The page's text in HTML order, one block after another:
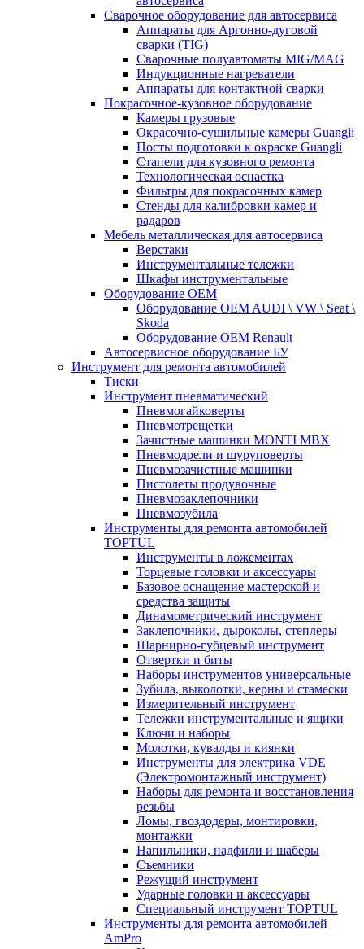
Сварочное оборудование для автосервиса
Аппараты для Аргонно-дуговой
сварки (TIG)
Сварочные полуавтоматы MIG/MAG
Индукционные нагреватели
Аппараты для контактной сварки
Покрасочное-кузовное оборудование
Камеры грузовые
Окрасочно-сушильные камеры Guangli
Посты подготовки к окраске Guangli
Стапели для кузовного ремонта
Технологическая оснастка
Фильтры для покрасочных камер
Стенды для калибровки камер и
радаров
Мебель металлическая для автосервиса
Верстаки
Инструментальные тележки
Шкафы инструментальные
Оборудование OEM
Оборудование OEM AUDI \ VW \ Seat \
Skoda
Оборудование OEM Renault
Автосервисное оборудование БУ
Инструмент для ремонта автомобилей
Тиски
Инструмент пневматический
Пневмогайковерты
Пневмотрещетки
Зачистные машинки MONTI MBX
Пневмодрели и шуруповерты
Пневмозачистные машинки
Пистолеты продувочные
Пневмозаклепочники
Пневмозубила
Инструменты для ремонта автомобилей
TOPTUL
Инструменты в ложементах
Торцевые головки и аксессуары
Базовое оснащение мастерской и
средства защиты
Динамометрический инструмент
Заклепочники, дыроколы, степлеры
Шарнирно-губцевый инструмент
Отвертки и биты
Наборы инструментов универсальные
Зубила, выколотки, керны и стамески
Измерительный инструмент
Тележки инструментальные и ящики
Ключи и наборы
Молотки, кувалды и киянки
Инструменты для электрика VDE
(Электромонтажный инструмент)
Наборы для ремонта и восстановления
резьбы
Ломы, гвоздодеры, монтировки,
монтажки
Напильники, надфили и шаберы
Съемники
Режущий инструмент
Ударные головки и аксессуары
Специальный инструмент TOPTUL
Инструменты для ремонта автомобилей
AmPro